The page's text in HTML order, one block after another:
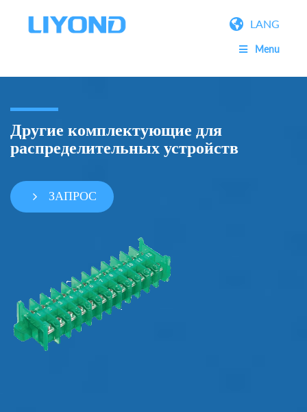
LANG
Menu
Другие комплектующие для
распределительных устройств
ЗАПРОС